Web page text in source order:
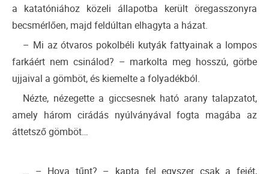
a katatóniához közeli állapotba került öregasszonyra
becsmérlően, majd feldúltan elhagyta a házat.
– Mi az ótvaros pokolbéli kutyák fattyainak a lompos
farkáért nem csinálod? – markolta meg hosszú, görbe
ujjaival a gömböt, és kiemelte a folyadékból.
Nézte, nézegette a giccsesnek ható arany talapzatot,
amely három cirádás nyúlványával fogta magába az
áttetsző gömböt…
… – Hova tűnt? – kapta fel egyszer csak a fejét,